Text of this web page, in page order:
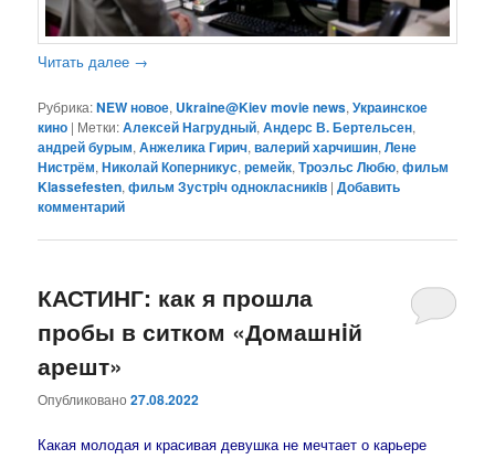
Читать далее →
Рубрика:NEW новое, Ukraine@Kiev movie news,Украинское
кино | Метки:Алексей Нагрудный,Андерс В. Бертельсен,
андрей бурым,Анжелика Гирич,валерий харчишин,Лене
Нистрём,Николай Коперникус,ремейк,Троэльс Любю,фильм
Klassefesten,фильм Зустрiч однокласникiв |Добавить
комментарий
КАСТИНГ: как я прошла
пробы в ситком «Домашнiй
арешт»
Опубликовано27.08.2022
Какая молодая и красивая девушка не мечтает о карьере